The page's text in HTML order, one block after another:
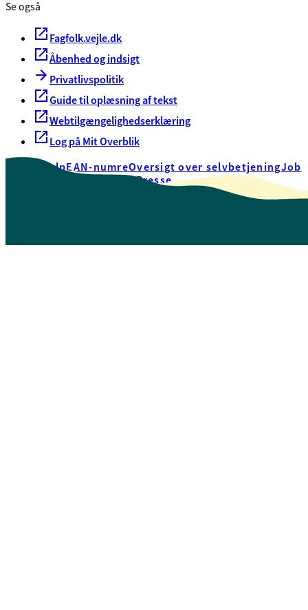
Se også
Fagfolk.vejle.dk
Åbenhed og indsigt
Privatlivspolitik
Guide til oplæsning af tekst
Webtilgængelighedserklæring
Log på Mit Overblik
Akut hjælpEAN-numreOversigt over selvbetjeningJob
Presse